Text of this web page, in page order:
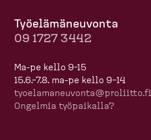
Työelä­mä­neuvonta
09 1727 3442
Ma-pe kello 9-15
15.6.–7.8. ma-pe kello 9–14
tyoela­ma­neuvonta@proliitto.fi
Ongelmia työpaikalla?